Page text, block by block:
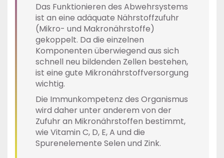
Das Funktionieren des Abwehrsystems
ist an eine adäquate Nährstoffzufuhr
(Mikro- und Makronährstoffe)
gekoppelt. Da die einzelnen
Komponenten überwiegend aus sich
schnell neu bildenden Zellen bestehen,
ist eine gute Mikronährstoffversorgung
wichtig.
Die Immunkompetenz des Organismus
wird daher unter anderem von der
Zufuhr an Mikronährstoffen bestimmt,
wie Vitamin C, D, E, A und die
Spurenelemente Selen und Zink.